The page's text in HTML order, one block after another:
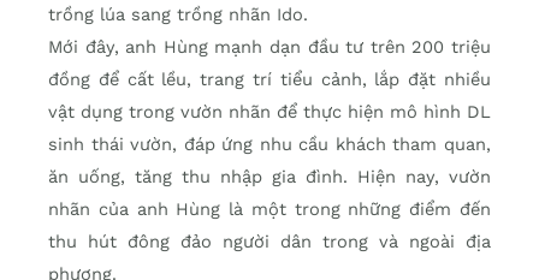
trồng lúa sang trồng nhãn Ido.
Mới đây, anh Hùng mạnh dạn đầu tư trên 200 triệu
đồng để cất lều, trang trí tiểu cảnh, lắp đặt nhiều
vật dụng trong vườn nhãn để thực hiện mô hình DL
sinh thái vườn, đáp ứng nhu cầu khách tham quan,
ăn uống, tăng thu nhập gia đình. Hiện nay, vườn
nhãn của anh Hùng là một trong những điểm đến
thu hút đông đảo người dân trong và ngoài địa
phương.